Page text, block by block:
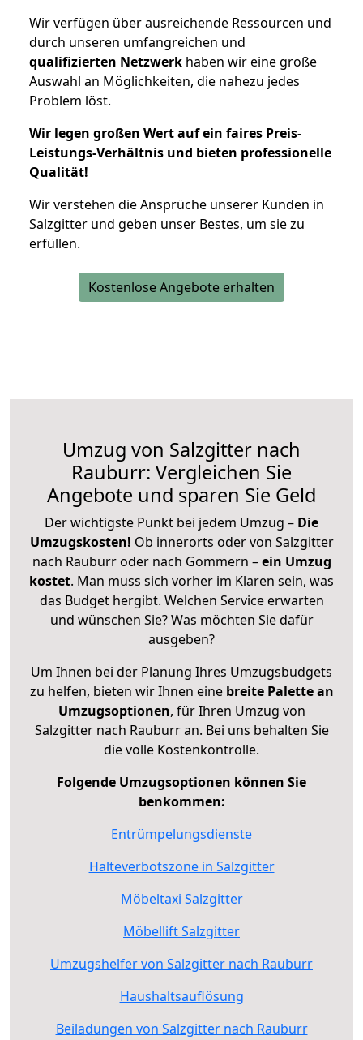
Wir verfügen über ausreichende Ressourcen und
durch unseren umfangreichen und
qualifizierten Netzwerk haben wir eine große
Auswahl an Möglichkeiten, die nahezu jedes
Problem löst.
Wir legen großen Wert auf ein faires Preis-
Leistungs-Verhältnis und bieten professionelle
Qualität!
Wir verstehen die Ansprüche unserer Kunden in
Salzgitter und geben unser Bestes, um sie zu
erfüllen.
Kostenlose Angebote erhalten
Umzug von Salzgitter nach
Rauburr: Vergleichen Sie
Angebote und sparen Sie Geld
Der wichtigste Punkt bei jedem Umzug – Die
Umzugskosten! Ob innerorts oder von Salzgitter
nach Rauburr oder nach Gommern –ein Umzug
kostet. Man muss sich vorher im Klaren sein, was
das Budget hergibt. Welchen Service erwarten
und wünschen Sie? Was möchten Sie dafür
ausgeben?
Um Ihnen bei der Planung Ihres Umzugsbudgets
zu helfen, bieten wir Ihnen eine breite Palette an
Umzugsoptionen, für Ihren Umzug von
Salzgitter nach Rauburr an. Bei uns behalten Sie
die volle Kostenkontrolle.
Folgende Umzugsoptionen können Sie
benkommen:
Entrümpelungsdienste
Halteverbotszone in Salzgitter
Möbeltaxi Salzgitter
Möbellift Salzgitter
Umzugshelfer von Salzgitter nach Rauburr
Haushaltsauflösung
Beiladungen von Salzgitter nach Rauburr